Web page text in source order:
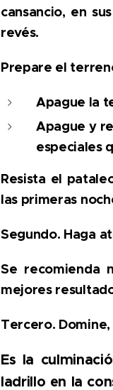
cansancio, en
revés.
Prepare el
Apague la
Apague y
especiales
Resista el
las primeras
Segundo. Haga
Se recomienda
mejores
Tercero.
Es la
ladrillo en la